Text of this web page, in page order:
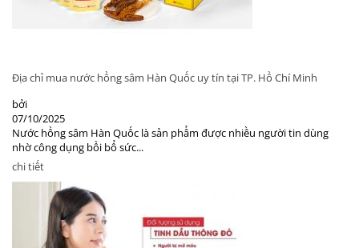
Địa chỉ mua nước hồng sâm Hàn Quốc uy tín tại TP. Hồ Chí Minh
bởi
07/10/2025
Nước hồng sâm Hàn Quốc là sản phẩm được nhiều người tin dùng
nhờ công dụng bồi bổ sức...
chi tiết